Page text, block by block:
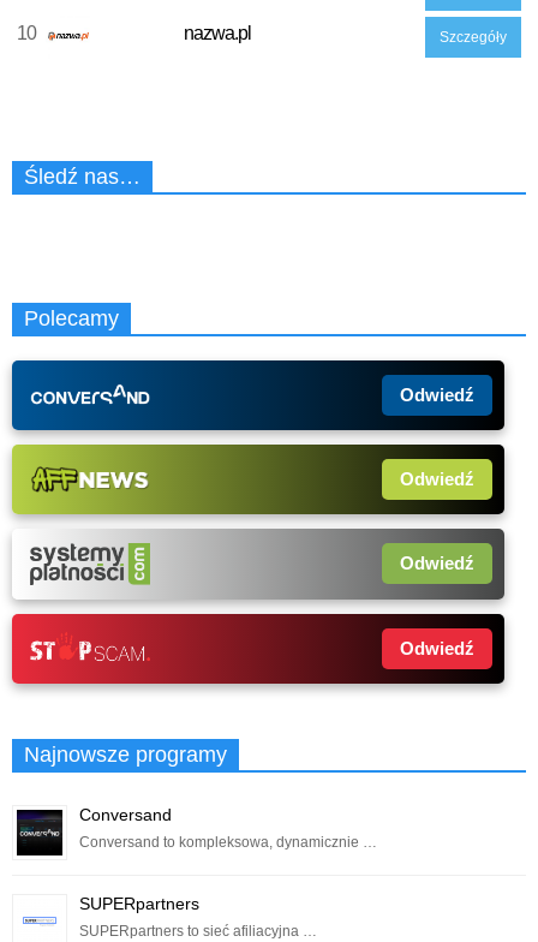
10 nazwa.pl Szczegóły
Śledź nas…
Polecamy
Odwiedź
Odwiedź
Odwiedź
Odwiedź
Najnowsze programy
Conversand
Conversand to kompleksowa, dynamicznie …
SUPERpartners
SUPERpartners to sieć afiliacyjna …